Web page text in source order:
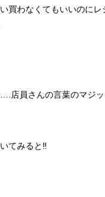
買わなくてもいいのにレ
店員さんの言葉のマジ
てみると‼️